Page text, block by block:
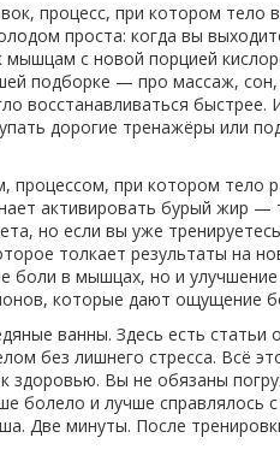
, процесс, при котором тело
проста: когда вы
с новой порцией
подборке — про массаж,
восстанавливаться
дорогие тренажёры или
, процессом, при котором тело
активировать бурый жир —
но если вы уже
толкает результаты на
в мышцах, но и
которые дают ощущение
ванны. Здесь есть статьи
без лишнего стресса. Всё
здоровью. Вы не обязаны
болело и лучше справлялось
Две минуты. После